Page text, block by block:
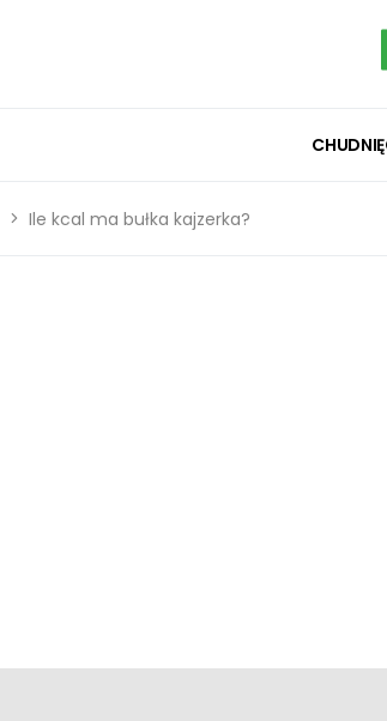
Ile kcal ma bułka kajzerka?